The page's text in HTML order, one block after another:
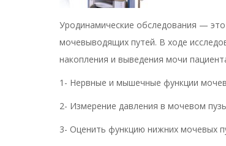
Уродинамические обследования —
мочевыводящих путей. В ходе
накопления и выведения мочи
1- Нервные и мышечные функции
2- Измерение давления в мочевом
3- Оценить функцию нижних мочевых